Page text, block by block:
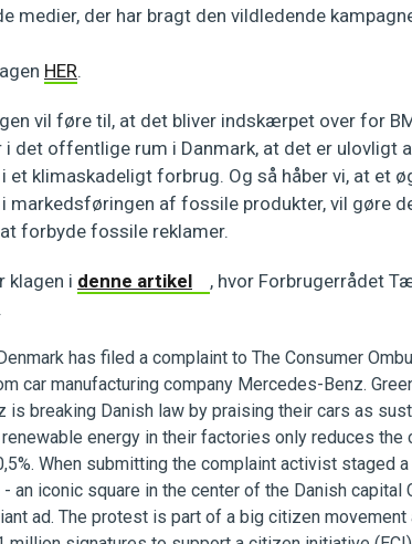
medier, der har bragt den vildledende
HER.
vil føre til, at det bliver indskærpet over for
i det offentlige rum i Danmark, at det er ulovligt
et klimaskadeligt forbrug. Og så håber vi, at et
markedsføringen af fossile produkter, vil gøre
forbyde fossile reklamer.
klagen i denne artikel
, hvor Forbrugerrådet